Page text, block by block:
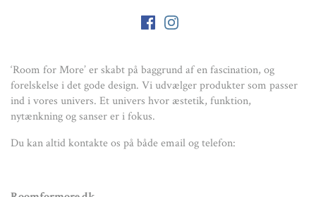
‘Room for More’ er skabt på baggrund af en fascination, og
forelskelse i det gode design. Vi udvælger produkter som passer
ind i vores univers. Et univers hvor æstetik, funktion,
nytænkning og sanser er i fokus.
Du kan altid kontakte os på både email og telefon: